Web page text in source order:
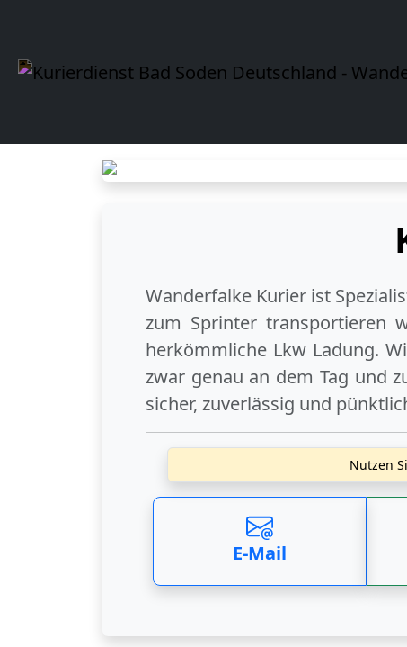
Wanderfalke Kurier ist
zum Sprinter transportieren
herkömmliche Lkw Ladung.
zwar genau an dem Tag und
sicher, zuverlässig und
Nutzen
E-Mail